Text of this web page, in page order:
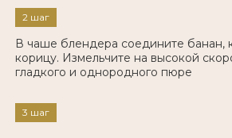
В чаше блендера соедините банан,
корицу. Измельчите на высокой
гладкого и однородного пюре
2 шаг
3 шаг